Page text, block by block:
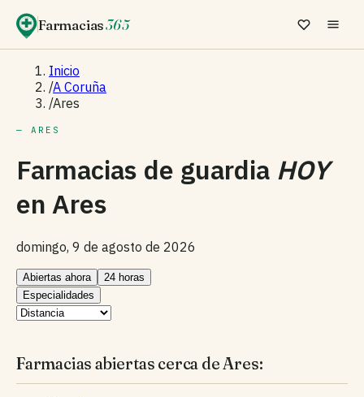
Farmacias365
Inicio
/A Coruña
/Ares
— ARES
Farmacias de guardia HOY
en Ares
domingo, 9 de agosto de 2026
Abiertas ahora
24 horas
Especialidades
Farmacias abiertas cerca de Ares: